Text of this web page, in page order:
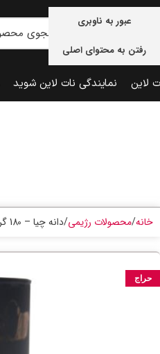
عبور به ناوبری
رفتن به محتوای اصلی
لاین نمایندگی نات لاین شوید
خانه محصولات رژیمی دانه چیا – 180 گرم
حراج